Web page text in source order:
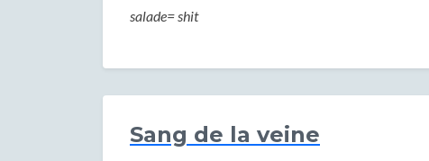
salade= shit
Sang de la veine